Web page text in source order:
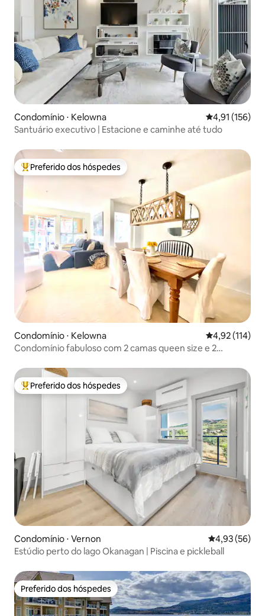
Condomínio ⋅ Kelowna 4,91 de uma
4,91 (156)
Santuário executivo | Estacione e caminhe até tudo
Entre os melhores preferidos dos hóspedes
Preferido dos hóspedes
Condomínio ⋅ Kelowna 4,92 de uma
4,92 (114)
Condomínio fabuloso com 2 camas queen size e 2
Entre os melhores preferidos dos hóspedes
Preferido dos hóspedes
Condomínio ⋅ Vernon 4,93 de uma
4,93 (56)
Estúdio perto do lago Okanagan | Piscina e pickleball
Preferido dos hóspedes
Preferido dos hóspedes